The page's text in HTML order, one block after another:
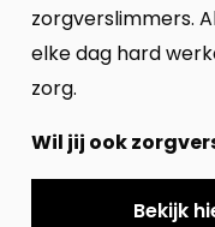
zorgverslimmers.
elke dag hard
zorg.
Wil jij ook
Bekijk